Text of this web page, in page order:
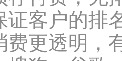
客户的排
更透明，